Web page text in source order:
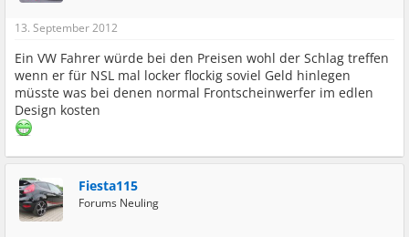
13. September 2012
Ein VW Fahrer würde bei den Preisen wohl der Schlag treffen
wenn er für NSL mal locker flockig soviel Geld hinlegen
müsste was bei denen normal Frontscheinwerfer im edlen
Design kosten
Fiesta115
Forums Neuling